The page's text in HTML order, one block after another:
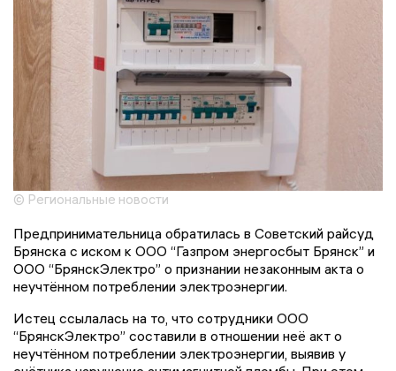
© Региональные новости
Предпринимательница обратилась в Советский райсуд
Брянска с иском к ООО “Газпром энергосбыт Брянск” и
ООО “БрянскЭлектро” о признании незаконным акта о
неучтённом потреблении электроэнергии.
Истец ссылалась на то, что сотрудники ООО
“БрянскЭлектро” составили в отношении неё акт о
неучтённом потреблении электроэнергии, выявив у